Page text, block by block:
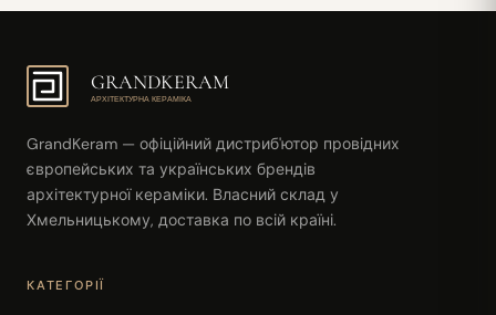
GRANDKERAM
АРХІТЕКТУРНА КЕРАМІКА
GrandKeram — офіційний дистриб'ютор провідних
європейських та українських брендів
архітектурної кераміки. Власний склад у
Хмельницькому, доставка по всій країні.
КАТЕГОРІЇ